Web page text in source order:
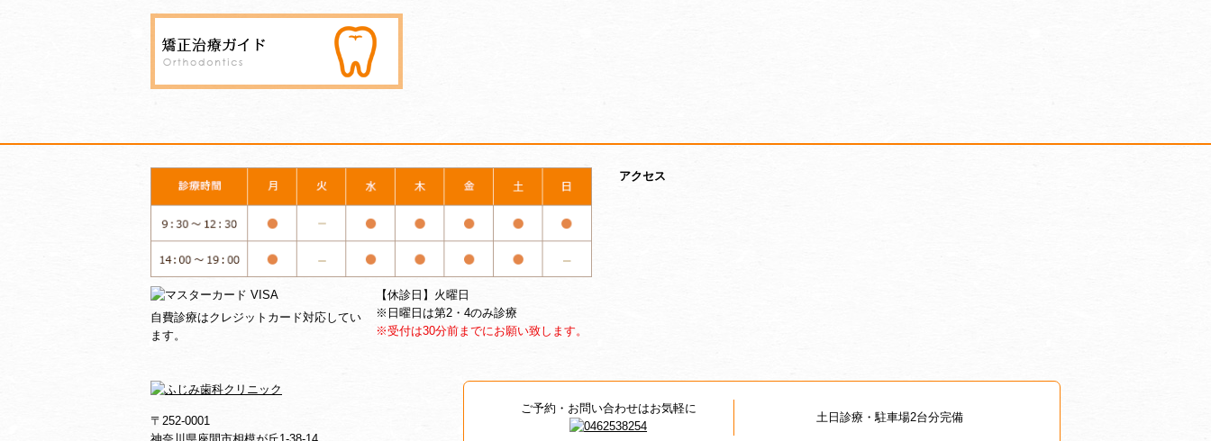
自費診療はクレジットカード対応してい
ます。
【休診日】火曜日
※日曜日は第2・4のみ診療
※受付は30分前までにお願い致します。
アクセス
〒252-0001
ご予約・お問い合わせはお気軽に
土日診療・駐車場2台分完備